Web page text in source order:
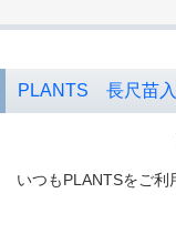
PLANTS 長尺苗入
いつもPLANTSをご利